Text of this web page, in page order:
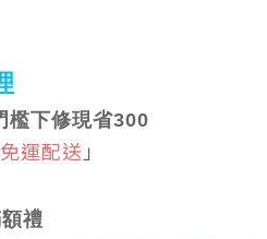
檻下修現省300
免運配送」
禮